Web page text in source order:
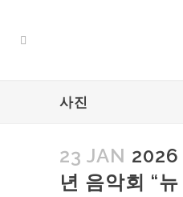
사진
23 JAN 2026
년 음악회 “뉴